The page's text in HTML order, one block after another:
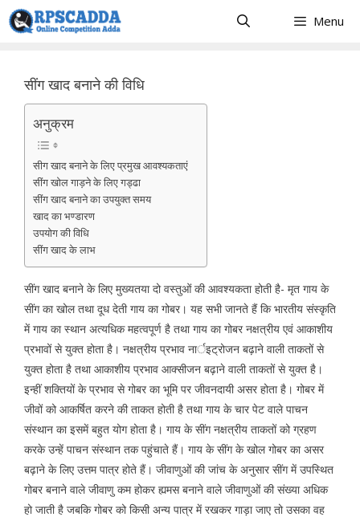
Skip
to
Menu
सींग खाद बनाने की विधि
अनुक्रम
सीग खाद बनाने के लिए प्रमुख आवश्यकताएं
सींग खोल गाड़ने के लिए गड्ढा
सींग खाद बनाने का उपयुक्त समय
खाद का भण्डारण
उपयोग की विधि
सींग खाद के लाभ
सींग खाद बनाने के लिए मुख्यतया दो वस्तुओं की आवश्यकता होती है- मृत गाय के
सींग का खोल तथा दूध देती गाय का गोबर। यह सभी जानते हैं कि भारतीय संस्कृति
में गाय का स्थान अत्यधिक महत्वपूर्ण है तथा गाय का गोबर नक्षत्रीय एवं आकाशीय
प्रभावों से युक्त होता है। नक्षत्रीय प्रभाव नार्इट्रोजन बढ़ाने वाली ताकतों से
युक्त होता है तथा आकाशीय प्रभाव आक्सीजन बढ़ाने वाली ताकतों से युक्त है।
इन्हीं शक्तियों के प्रभाव से गोबर का भूमि पर जीवनदायी असर होता है। गोबर में
जीवों को आकर्षित करने की ताकत होती है तथा गाय के चार पेट वाले पाचन
संस्थान का इसमें बहुत योग होता है। गाय के सींग नक्षत्रीय ताकतों को ग्रहण
करके उन्हें पाचन संस्थान तक पहुंचाते हैं। गाय के सींग के खोल गोबर का असर
बढ़ाने के लिए उत्तम पात्र होते हैं। जीवाणुओं की जांच के अनुसार सींग में उपस्थित
गोबर बनाने वाले जीवाणु कम होकर ह्यमस बनाने वाले जीवाणुओं की संख्या अधिक
हो जाती है जबकि गोबर को किसी अन्य पात्र में रखकर गाड़ा जाए तो उसका वह